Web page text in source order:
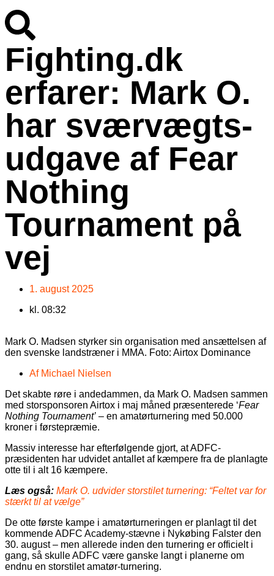
Fighting.dk
erfarer: Mark O.
har sværvægts-
udgave af Fear
Nothing
Tournament på
vej
1. august 2025
kl. 08:32
Mark O. Madsen styrker sin organisation med ansættelsen af
den svenske landstræner i MMA. Foto: Airtox Dominance
AfMichael Nielsen
Det skabte røre i andedammen, da Mark O. Madsen sammen
med storsponsoren Airtox i maj måned præsenterede ‘Fear
Nothing Tournament’ – en amatørturnering med 50.000
kroner i førstepræmie.
Massiv interesse har efterfølgende gjort, at ADFC-
præsidenten har udvidet antallet af kæmpere fra de planlagte
otte til i alt 16 kæmpere.
Læs også: Mark O. udvider storstilet turnering: “Feltet var for
stærkt til at vælge”
De otte første kampe i amatørturneringen er planlagt til det
kommende ADFC Academy-stævne i Nykøbing Falster den
30. august – men allerede inden den turnering er officielt i
gang, så skulle ADFC være ganske langt i planerne om
endnu en storstilet amatør-turnering.